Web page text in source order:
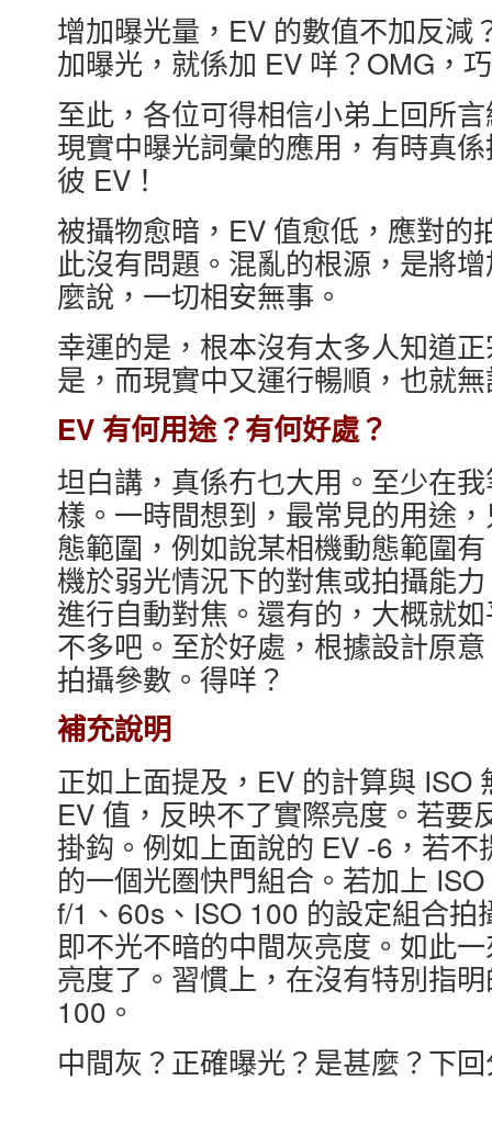
增加曝光量，EV 的數值不加反減
加曝光，就係加 EV 咩？OMG，
至此，各位可得相信小弟上回所
現實中曝光詞彙的應用，有時真
彼 EV！
被攝物愈暗，EV 值愈低，應對的
此沒有問題。混亂的根源，是將
麼說，一切相安無事。
幸運的是，根本沒有太多人知道
是，而現實中又運行暢順，也就
EV 有何用途？有何好處？
坦白講，真係冇乜大用。至少在
樣。一時間想到，最常見的用途
態範圍，例如說某相機動態範圍
機於弱光情況下的對焦或拍攝能
進行自動對焦。還有的，大概就
不多吧。至於好處，根據設計原
拍攝參數。得咩？
補充說明
正如上面提及，EV 的計算與 ISO
EV 值，反映不了實際亮度。若要
掛鈎。例如上面說的 EV -6，若
的一個光圏快門組合。若加上
f/1、60s、ISO 100 的設定組合
即不光不暗的中間灰亮度。如此
亮度了。習慣上，在沒有特別指
100。
中間灰？正確曝光？是甚麼？下